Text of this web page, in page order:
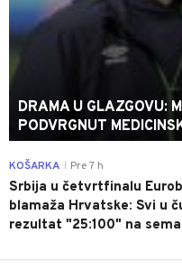
DRAMA U GLAZGOVU:
PODVRGNUT
KOŠARKA Pre 7 h
Srbija u četvrtfinalu
blamaža Hrvatske: Svi u
rezultat "25:100" na